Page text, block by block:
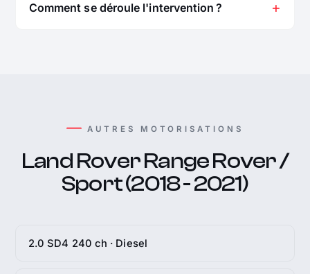
Comment se déroule l'intervention ?
AUTRES MOTORISATIONS
Land Rover Range Rover /
Sport (2018 - 2021)
2.0 SD4 240 ch · Diesel